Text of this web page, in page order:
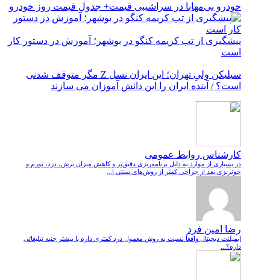
خودرو بی‌مهابا در سراشیبی قیمت+ جدول قیمت روز خودرو
پیشگیری از تب کریمه کنگو در بوشهر؛ آموزش در دستور کار
است
سیلیکن ولیِ تهران؛ این ایران نسل Z مگر متوقف شدنی
است؟ / آینده ایران را این دانش آموزان می سازند
کارشناس روابط عمومی
در بسیاری از موارد به دلیل برنامه‌ریزی دقیق‌تر و کاهش میزان برش، درد، تورم و
خونریزی بعد از جراحی کمتر از روش‌های سنتی ا...
رضا امین فرد
ایمپلنت دیجیتال واقعاً نسبت به روش معمول درد کمتری داره یا بیشتر جنبه تبلیغاتی
داره؟...